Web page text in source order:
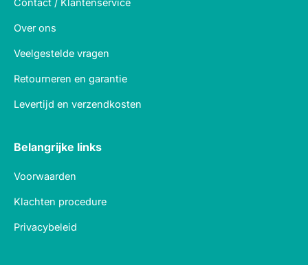
Contact / Klantenservice
Over ons
Veelgestelde vragen
Retourneren en garantie
Levertijd en verzendkosten
Belangrijke links
Voorwaarden
Klachten procedure
Privacybeleid